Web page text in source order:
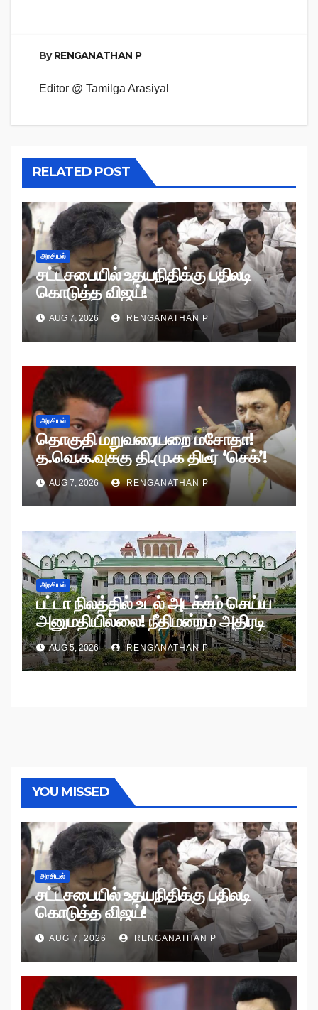
ByRENGANATHAN P
Editor @ Tamilga Arasiyal
RELATED POST
அரசியல்
சட்டசபையில் உதயநிதிக்கு பதிலடி
கொடுத்த விஜய்!
AUG 7, 2026 RENGANATHAN P
அரசியல்
தொகுதி மறுவரையறை மசோதா!
த.வெ.க.வுக்கு தி.மு.க திடீர் ‘செக்’!
AUG 7, 2026 RENGANATHAN P
அரசியல்
பட்டா நிலத்தில் உடல் அடக்கம் செய்ய
அனுமதியில்லை! நீதிமன்றம் அதிரடி
உத்தரவு!
AUG 5, 2026 RENGANATHAN P
YOU MISSED
அரசியல்
சட்டசபையில் உதயநிதிக்கு பதிலடி
கொடுத்த விஜய்!
AUG 7, 2026 RENGANATHAN P